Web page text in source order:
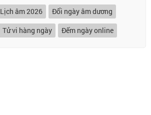
Lịch âm 2026
Đổi ngày âm dương
Tử vi hàng ngày Đếm ngày online